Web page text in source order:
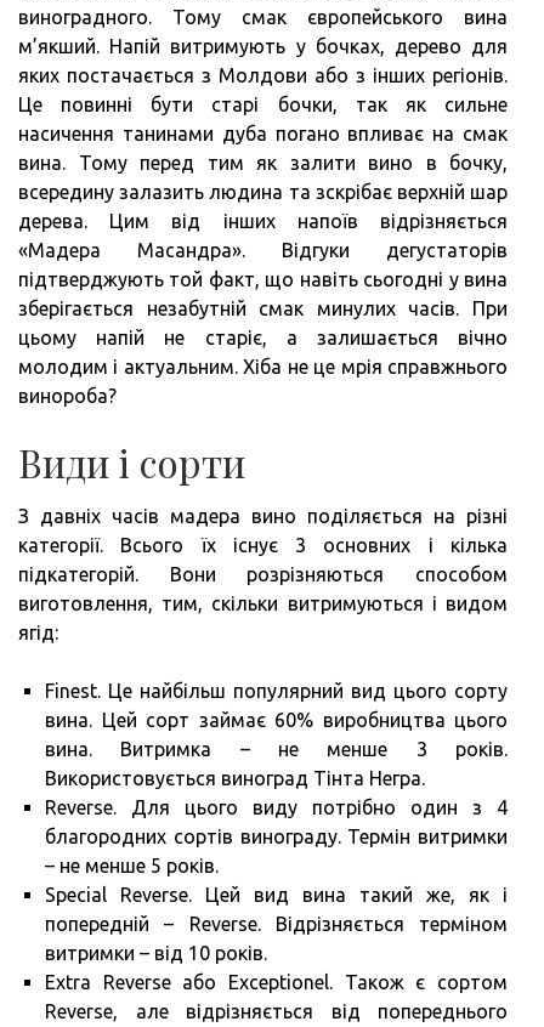
виноградного. Тому смак європейського вина
м’якший. Напій витримують у бочках, дерево для
яких постачається з Молдови або з інших регіонів.
Це повинні бути старі бочки, так як сильне
насичення танинами дуба погано впливає на смак
вина. Тому перед тим як залити вино в бочку,
всередину залазить людина та зскрібає верхній шар
дерева. Цим від інших напоїв відрізняється
«Мадера Масандра». Відгуки дегустаторів
підтверджують той факт, що навіть сьогодні у вина
зберігається незабутній смак минулих часів. При
цьому напій не старіє, а залишається вічно
молодим і актуальним. Хіба не це мрія справжнього
винороба?
Види і сорти
З давніх часів мадера вино поділяється на різні
категорії. Всього їх існує 3 основних і кілька
підкатегорій. Вони розрізняються способом
виготовлення, тим, скільки витримуються і видом
ягід:
Finest. Це найбільш популярний вид цього сорту
вина. Цей сорт займає 60% виробництва цього
вина. Витримка – не менше 3 років.
Використовується виноград Тінта Негра.
Reverse. Для цього виду потрібно один з 4
благородних сортів винограду. Термін витримки
– не менше 5 років.
Special Reverse. Цей вид вина такий же, як і
попередній – Reverse. Відрізняється терміном
витримки – від 10 років.
Extra Reverse або Exceptionel. Також є сортом
Reverse, але відрізняється від попереднього